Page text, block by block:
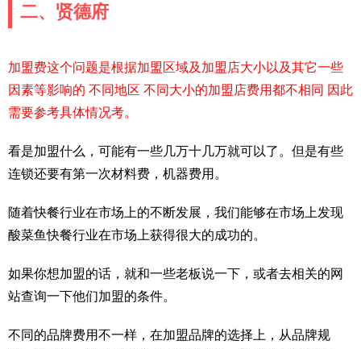
二、贤德府
加盟费这个问题是根据加盟区域及加盟店大小以及其它一些
因素等影响的 不同地区 不同大小的加盟店费用都不相同 因此
需要参考具体情况考。
看是加盟什么，可能有一些几万十几万就可以了。但是有些
连锁还要有第一次材料费，机器费用。
随着快餐行业在市场上的不断发展，我们能够在市场上发现
酸菜鱼快餐行业在市场上获得很大的成功的。
如果你想加盟的话，就和一些老板说一下，或者去相关的网
站查询一下他们加盟的条件。
不同的品牌费用不一样，在加盟品牌的选择上，从品牌规